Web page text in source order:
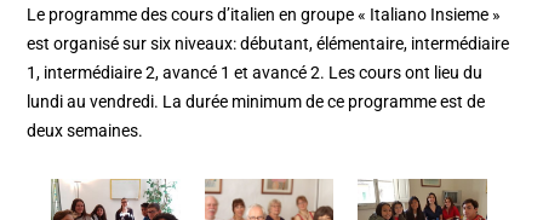
Le programme des cours d’italien en groupe « Italiano Insieme »
est organisé sur six niveaux: débutant, élémentaire, intermédiaire
1, intermédiaire 2, avancé 1 et avancé 2. Les cours ont lieu du
lundi au vendredi. La durée minimum de ce programme est de
deux semaines.